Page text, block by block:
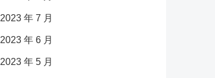
2023 年 7 月
2023 年 6 月
2023 年 5 月